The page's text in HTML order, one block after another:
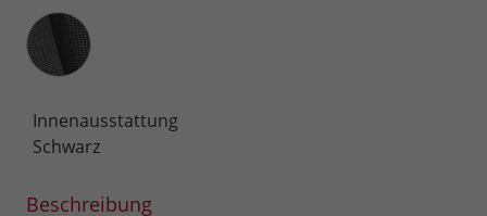
Innenausstattung
Innenausstattung
Schwarz
Beschreibung